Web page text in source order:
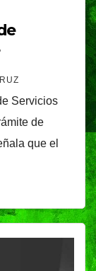
Servicios
de
que el